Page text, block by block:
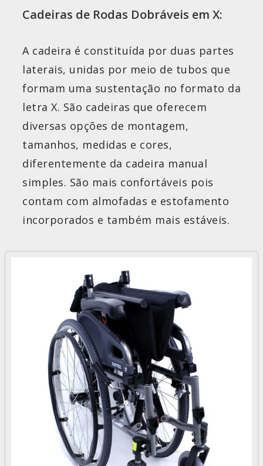
Cadeiras de Rodas Dobráveis em X:
A cadeira é constituída por duas partes
laterais, unidas por meio de tubos que
formam uma sustentação no formato da
letra X. São cadeiras que oferecem
diversas opções de montagem,
tamanhos, medidas e cores,
diferentemente da cadeira manual
simples. São mais confortáveis pois
contam com almofadas e estofamento
incorporados e também mais estáveis.